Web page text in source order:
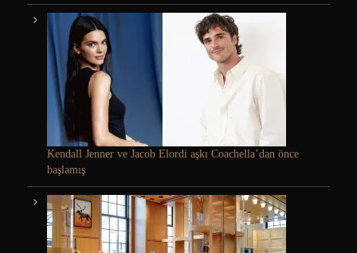
Kendall Jenner ve Jacob Elordi aşkı Coachella’dan önce
başlamış